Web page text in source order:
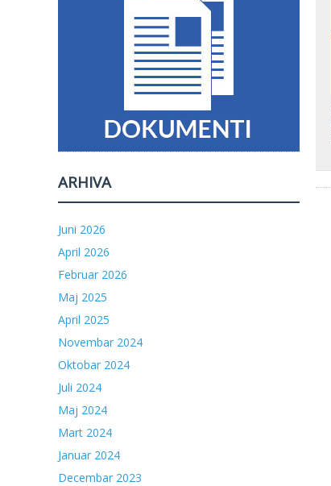
ARHIVA
Juni 2026
April 2026
Februar 2026
Maj 2025
April 2025
Novembar 2024
Oktobar 2024
Juli 2024
Maj 2024
Mart 2024
Januar 2024
Decembar 2023